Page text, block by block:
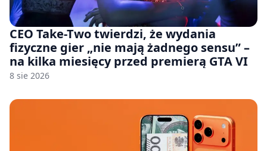
CEO Take-Two twierdzi, że wydania
fizyczne gier „nie mają żadnego sensu” –
na kilka miesięcy przed premierą GTA VI
8 sie 2026